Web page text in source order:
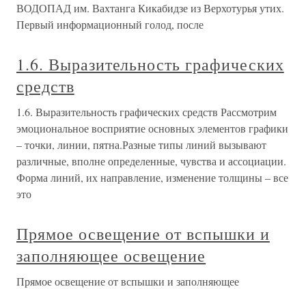
ВОДОПАД им. Вахтанга Кикабидзе из Верхотурья утих.
Первый информационный голод, после
1.6. Выразительность графических
средств
1.6. Выразительность графических средств Рассмотрим
эмоциональное восприятие основных элементов графики
– точки, линии, пятна.Разные типы линий вызывают
различные, вполне определенные, чувства и ассоциации.
Форма линий, их направление, изменение толщины – все
это
Прямое освещение от вспышки и
заполняющее освещение
Прямое освещение от вспышки и заполняющее